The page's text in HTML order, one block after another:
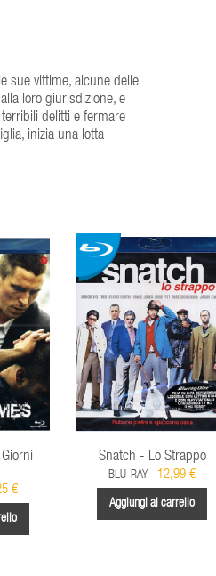
sue vittime, alcune delle
loro giurisdizione, e
delitti e fermare
inizia una lotta
€
Snatch - Lo Strappo
BLU-RAY - 12,99 €
Aggiungi al carrello